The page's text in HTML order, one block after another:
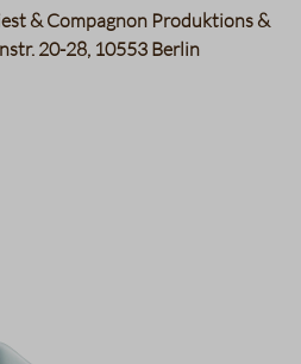
& Compagnon Produktions &
20-28, 10553 Berlin